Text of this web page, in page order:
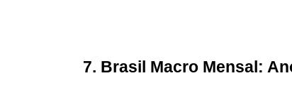
7. Brasil Macro Mensal: